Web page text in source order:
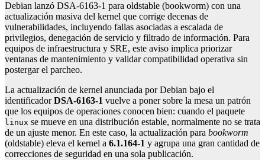
Debian lanzó DSA-6163-1 para oldstable (bookworm) con una
actualización masiva del kernel que corrige decenas de
vulnerabilidades, incluyendo fallas asociadas a escalada de
privilegios, denegación de servicio y filtrado de información. Para
equipos de infraestructura y SRE, este aviso implica priorizar
ventanas de mantenimiento y validar compatibilidad operativa sin
postergar el parcheo.
La actualización de kernel anunciada por Debian bajo el
identificadorDSA-6163-1 vuelve a poner sobre la mesa un patrón
que los equipos de operaciones conocen bien: cuando el paquete
linux se mueve en una distribución estable, normalmente no se trata
de un ajuste menor. En este caso, la actualización para bookworm
(oldstable) eleva el kernel a 6.1.164-1 y agrupa una gran cantidad de
correcciones de seguridad en una sola publicación.